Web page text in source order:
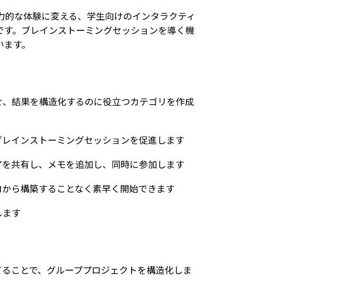
な体験に変える、学生向けのインタラクティ
。ブレインストーミングセッションを導く機
す。
結果を構造化するのに役立つカテゴリを作成
インストーミングセッションを促進します
を共有し、メモを追加し、同時に参加します
から構築することなく素早く開始できます
ます
ことで、グループプロジェクトを構造化しま